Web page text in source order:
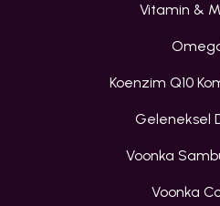
Vitamin &
Koenzim Q10
Geleneksel
Voonka
Voonka